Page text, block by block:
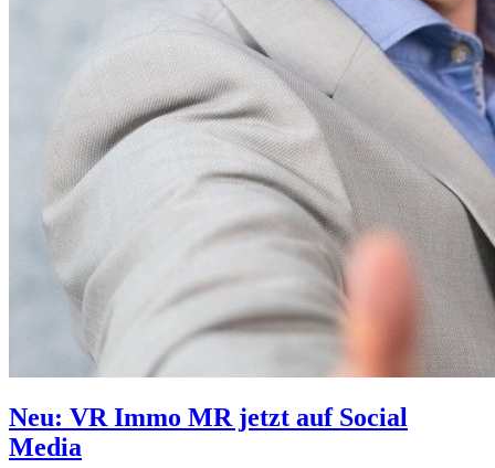
Neu: VR Immo MR jetzt auf Social
Media